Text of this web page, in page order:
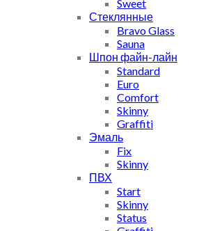
Sweet
Стеклянные
Bravo Glass
Sauna
Шпон файн-лайн
Standard
Euro
Comfort
Skinny
Graffiti
Эмаль
Fix
Skinny
ПВХ
Start
Skinny
Status